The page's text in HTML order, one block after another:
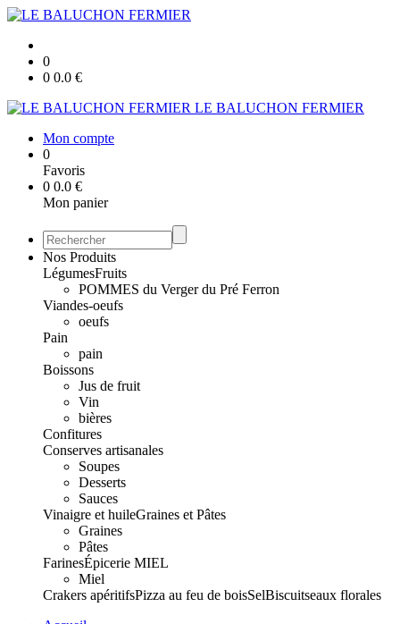
0
0 0.0 €
LE BALUCHON FERMIER
Mon compte
0
Favoris
0 0.0 €
Mon panier
Nos Produits
LégumesFruits
POMMES du Verger du Pré Ferron
Viandes-oeufs
oeufs
Pain
pain
Boissons
Jus de fruit
Vin
bières
Confitures
Conserves artisanales
Soupes
Desserts
Sauces
Vinaigre et huileGraines et Pâtes
Graines
Pâtes
FarinesÉpicerie MIEL
Miel
Crakers apéritifsPizza au feu de boisSelBiscuitseaux florales